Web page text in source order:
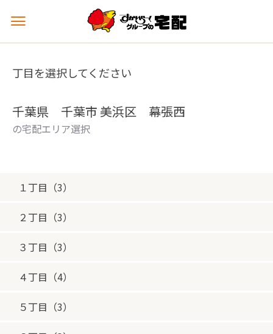
メ
ュ
を
丁目を選択してください
千葉県 千葉市 美浜区 幕張西
の宅配エリア選択
１丁目（3）
２丁目（3）
３丁目（3）
４丁目（4）
５丁目（3）